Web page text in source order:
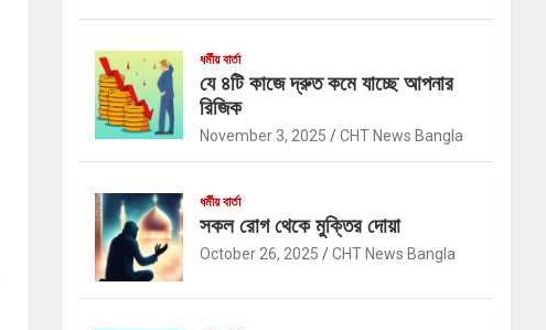
ধর্মীয় বার্তা
যে ৪টি কাজে দ্রুত কমে যাচ্ছে আপনার
রিজিক
November 3, 2025 CHT News Bangla
ধর্মীয় বার্তা
সকল রোগ থেকে মুক্তির দোয়া
October 26, 2025 CHT News Bangla